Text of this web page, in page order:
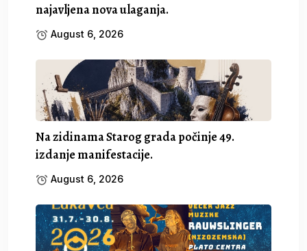
najavljena nova ulaganja.
August 6, 2026
Na zidinama Starog grada počinje 49.
izdanje manifestacije.
August 6, 2026